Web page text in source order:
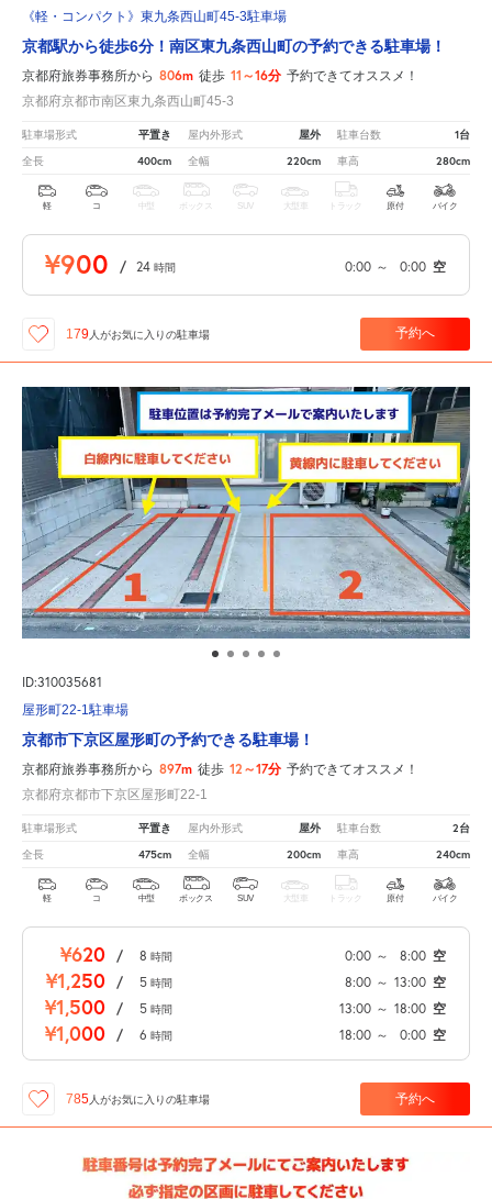
《軽・コンパクト》東九条西山町45-3駐車場
京都駅から徒歩6分！南区東九条西山町の予約できる駐車場！
京都府旅券事務所から 806m 徒歩 11～16分 予約できてオススメ！
京都府京都市南区東九条西山町45-3
駐車場形式 平置き 屋内外形式 屋外 駐車台数 1台
全長 400cm 全幅 220cm 車高 280cm
軽 コ 中型 ボックス SUV 大型車 トラック 原付 バイク
¥900 / 24 時間 0:00 ～ 0:00 空
179 人がお気に入りの駐車場 予約へ
ID:310035681
屋形町22-1駐車場
京都市下京区屋形町の予約できる駐車場！
京都府旅券事務所から 897m 徒歩 12～17分 予約できてオススメ！
京都府京都市下京区屋形町22-1
駐車場形式 平置き 屋内外形式 屋外 駐車台数 2台
全長 475cm 全幅 200cm 車高 240cm
軽 コ 中型 ボックス SUV 大型車 トラック 原付 バイク
¥620 / 8 時間 0:00 ～ 8:00 空
¥1,250 / 5 時間 8:00 ～ 13:00 空
¥1,500 / 5 時間 13:00 ～ 18:00 空
¥1,000 / 6 時間 18:00 ～ 0:00 空
785人がお気に入りの駐車場 予約へ